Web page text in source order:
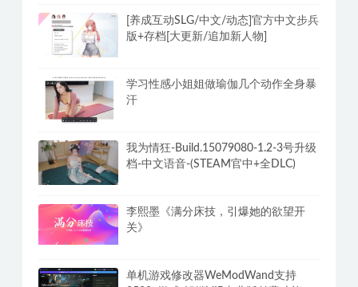
[养成互动SLG/中文/动态]官方中文步兵
版+存档[大更新/追加新人物]
学习性感小姐姐做瑜伽几个动作全身暴
汗
我为情狂-Build.15079080-1.2-3号升级
档-中文语音-(STEAM官中+全DLC)
李熙墨《满分床技，引爆她的欲望开
关》
单机游戏修改器WeModWand支持